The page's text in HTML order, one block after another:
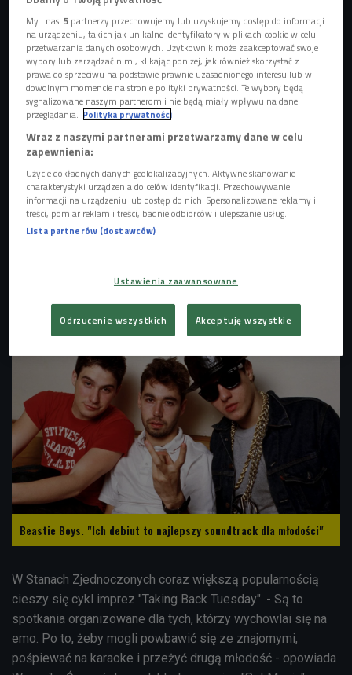
Subkultura emo - będzie triumfować w 2017 roku?
(Pierwsze słyszę/Czwórka)
Ulubiony kolor to oczywiście czarny, ale także fiolet i czerwień i róż
Beastie Boys. "Ich debiut to najlepszy soundtrack dla młodości"
W Stanach Zjednoczonych coraz większą popularnością
cieszy się cykl imprez "Taking Back Tuesday". - Są to
spotkania organizowane dla tych, którzy wychowlai się na
emo. Po to, żeby mogli powbawić się ze znajomymi,
pośpiewać na karaoke i przeżyć drugą młodość - opowiada
My i nasi5 partnerzy przechowujemy lub uzyskujemy dostęp do informacji
na urządzeniu, takich jak unikalne identyfikatory w plikach cookie w celu
przetwarzania danych osobowych. Użytkownik może zaakceptować swoje
wybory lub zarządzać nimi, klikając poniżej, jak również skorzystać z
prawa do sprzeciwu na podstawie prawnie uzasadnionego interesu lub w
dowolnym momencie na stronie polityki prywatności. Te wybory będą
sygnalizowane naszym partnerom i nie będą miały wpływu na dane
przeglądania. Polityka prywatności
Wraz z naszymi partnerami przetwarzamy dane w celu
zapewnienia:
Użycie dokładnych danych geolokalizacyjnych. Aktywne skanowanie
charakterystyki urządzenia do celów identyfikacji. Przechowywanie
informacji na urządzeniu lub dostęp do nich. Spersonalizowane reklamy i
treści, pomiar reklam i treści, badnie odbiorców i ulepszanie usług.
Lista partnerów (dostawców)
Ustawienia zaawansowane
Odrzucenie wszystkich Akceptuję wszystkie